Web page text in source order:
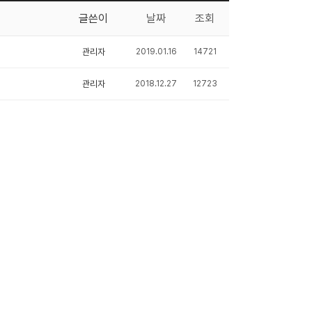
글쓴이 날짜 조회
관리자 2019.01.16 14721
관리자 2018.12.27 12723